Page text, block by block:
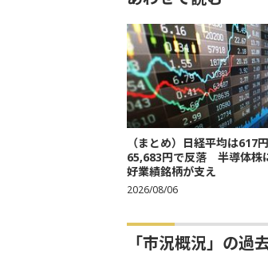
（まとめ）日経平均は617
65,683円で反落 半導体株
好業績銘柄が支え
2026/08/06
「市況概況」の過